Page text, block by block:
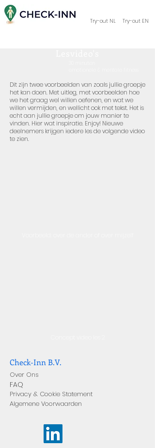
Try-out NL Try-out EN
Dit zijn twee voorbeelden van zoals jullie groepje
het kan doen. Met uitleg, met voorbeelden hoe
we het graag wel willen oefenen, en wat we
willen vermijden, en wellicht ook met tekst. Het is
echt aan jullie groepje om jouw manier te
vinden. Hier wat inspiratie. Enjoy! Nieuwe
deelnemers krijgen iedere les de volgende video
te zien.
Check-Inn B.V.
Over Ons
FAQ
Privacy & Cookie Statement
Algemene Voorwaarden